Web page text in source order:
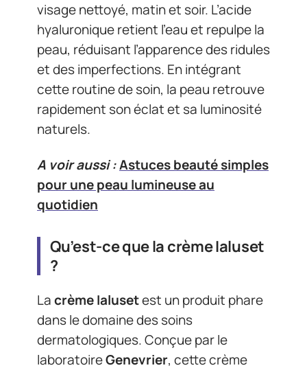
visage nettoyé, matin et soir. L’acide
hyaluronique retient l’eau et repulpe la
peau, réduisant l’apparence des ridules
et des imperfections. En intégrant
cette routine de soin, la peau retrouve
rapidement son éclat et sa luminosité
naturels.
A voir aussi :Astuces beauté simples
pour une peau lumineuse au
quotidien
Qu’est-ce que la crème Ialuset
?
Lacrème Ialusetest un produit phare
dans le domaine des soins
dermatologiques. Conçue par le
laboratoireGenevrier, cette crème